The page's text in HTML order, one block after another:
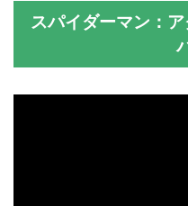
スパイダーマン：